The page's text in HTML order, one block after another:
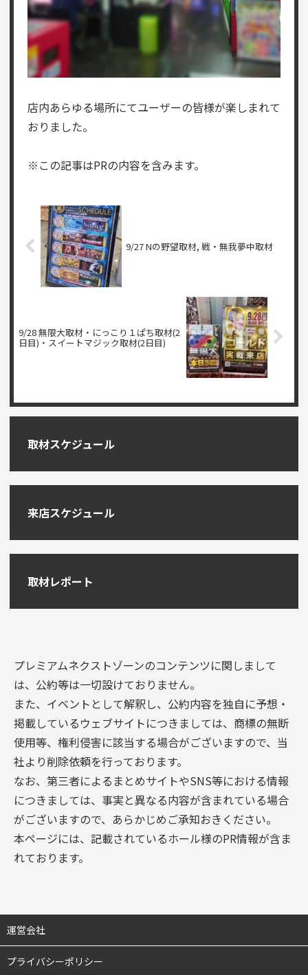
店内あらゆる場所にてユーザーの皆様が楽しまれて
おりました。
※この記事はPRの内容を含みます。
9/27 Nの野望取材, 戦・無我夢中取材
9/28 無限大取材・にっこり１ぱち取材(2
日目)・スイートマジック取材(2日目)
取材スケジュール
来店スケジュール
取材レポート
プレミアムネクストゾーンのコンテンツに関しまして
は、公約等は一切設けておりません。
また、イベントとして解釈し、公約内容を独自に予想・
掲載しているウェブサイトにつきましては、商標の無断
使用等、権利侵害に該当する場合がございますので、当
社より削除依頼を行っております。
なお、第三者によるまとめサイトやSNS等における情報
につきましては、事実と異なる内容が含まれている場合
がございますので、あらかじめご承知おきください。
本ページには、記載されているホール様のPR情報が含ま
れております。
運営会社
プライバシーポリシー